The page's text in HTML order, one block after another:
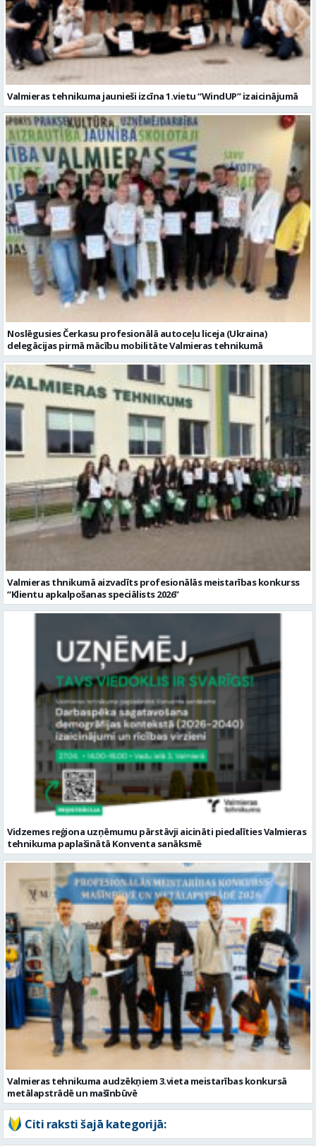
Valmieras tehnikuma jaunieši izcīna 1.vietu “WindUP” izaicinājumā
Noslēgusies Čerkasu profesionālā autoceļu liceja (Ukraina)
delegācijas pirmā mācību mobilitāte Valmieras tehnikumā
Valmieras thnikumā aizvadīts profesionālās meistarības konkurss
“Klientu apkalpošanas speciālists 2026”
Vidzemes reģiona uzņēmumu pārstāvji aicināti piedalīties Valmieras
tehnikuma paplašinātā Konventa sanāksmē
Valmieras tehnikuma audzēkņiem 3.vieta meistarības konkursā
metālapstrādē un mašīnbūvē
Citi raksti šajā kategorijā: